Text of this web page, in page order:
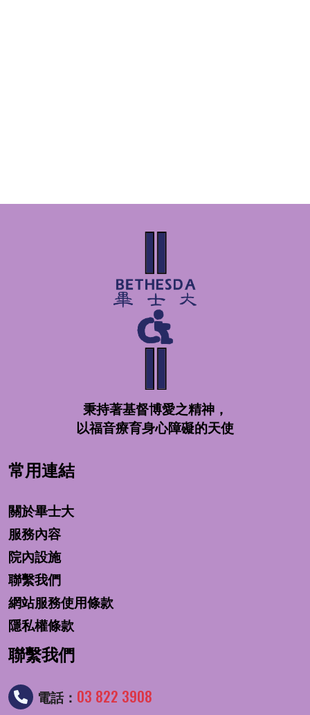
秉持著基督博愛之精神，
以福音療育身心障礙的天使
常用連結
關於畢士大
服務內容
院內設施
聯繫我們
網站服務使用條款
隱私權條款
聯繫我們
電話： 03 822 3908